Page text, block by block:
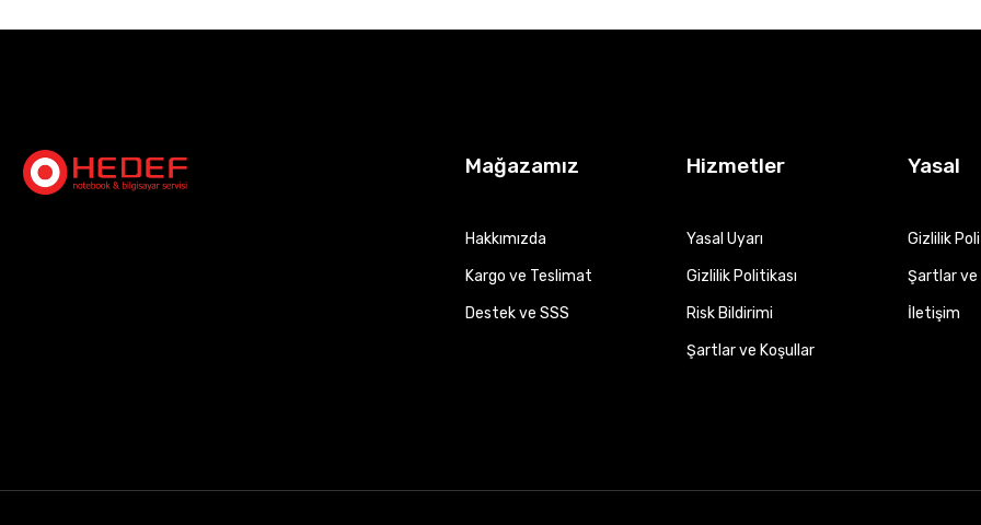
Mağazamız
Hakkımızda
Kargo ve Teslimat
Destek ve SSS
Hizmetler
Yasal Uyarı
Gizlilik Politikası
Risk Bildirimi
Şartlar ve Koşullar
Yasal
Gizlilik
Şartlar ve
İletişim